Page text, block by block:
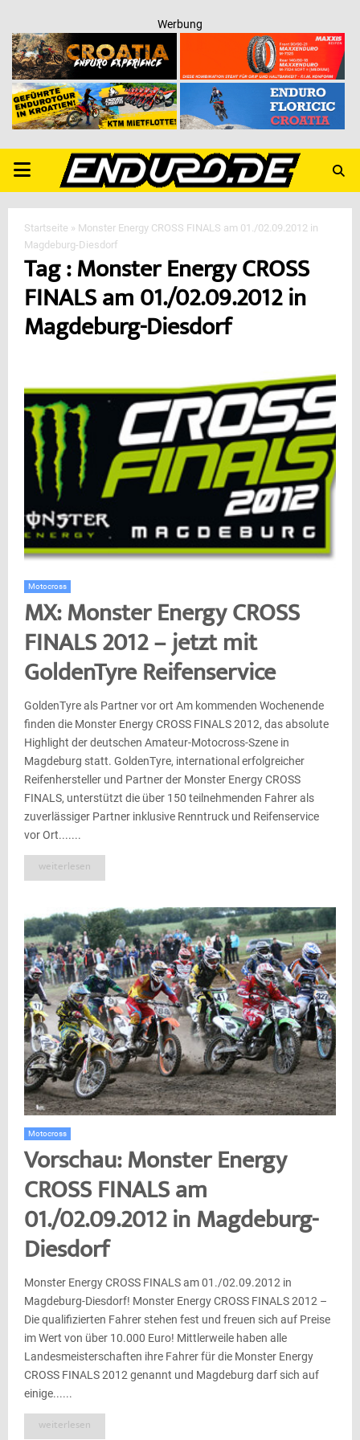
Werbung
PRIMARY
MENU
Startseite » Monster Energy CROSS FINALS am 01./02.09.2012 in
Magdeburg-Diesdorf
Tag : Monster Energy CROSS
FINALS am 01./02.09.2012 in
Magdeburg-Diesdorf
Motocross
MX: Monster Energy CROSS
FINALS 2012 – jetzt mit
GoldenTyre Reifenservice
GoldenTyre als Partner vor ort Am kommenden Wochenende
finden die Monster Energy CROSS FINALS 2012, das absolute
Highlight der deutschen Amateur-Motocross-Szene in
Magdeburg statt. GoldenTyre, international erfolgreicher
Reifenhersteller und Partner der Monster Energy CROSS
FINALS, unterstützt die über 150 teilnehmenden Fahrer als
zuverlässiger Partner inklusive Renntruck und Reifenservice
vor Ort.......
weiterlesen
Motocross
Vorschau: Monster Energy
CROSS FINALS am
01./02.09.2012 in Magdeburg-
Diesdorf
Monster Energy CROSS FINALS am 01./02.09.2012 in
Magdeburg-Diesdorf! Monster Energy CROSS FINALS 2012 –
Die qualifizierten Fahrer stehen fest und freuen sich auf Preise
im Wert von über 10.000 Euro! Mittlerweile haben alle
Landesmeisterschaften ihre Fahrer für die Monster Energy
CROSS FINALS 2012 genannt und Magdeburg darf sich auf
einige......
weiterlesen